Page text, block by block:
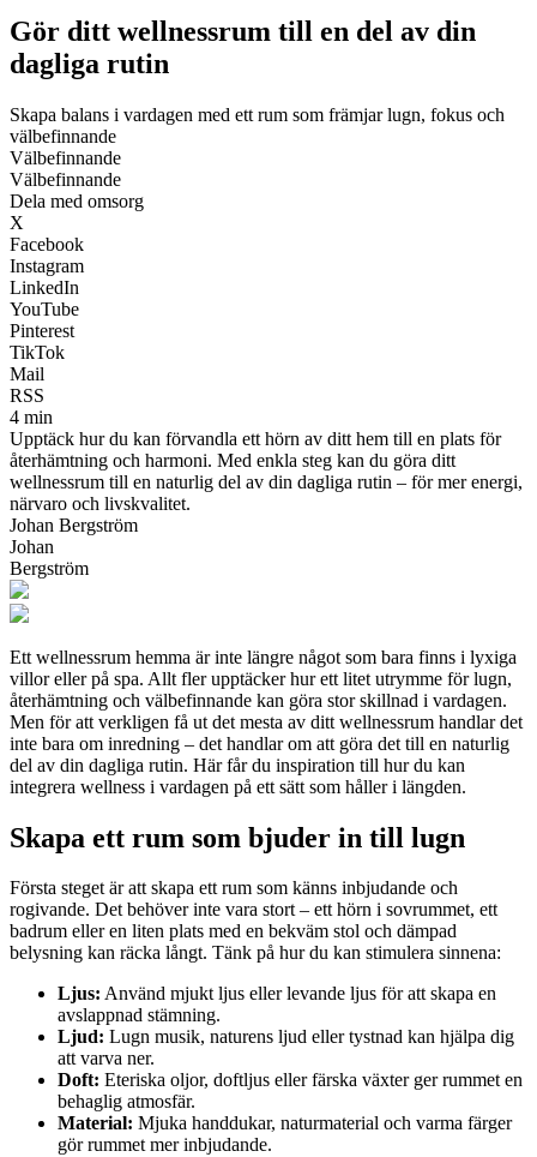
Gör ditt wellnessrum till en del av din
dagliga rutin
Skapa balans i vardagen med ett rum som främjar lugn, fokus och
välbefinnande
Välbefinnande
Välbefinnande
Dela med omsorg
X
Facebook
Instagram
LinkedIn
YouTube
Pinterest
TikTok
Mail
RSS
4 min
Upptäck hur du kan förvandla ett hörn av ditt hem till en plats för
återhämtning och harmoni. Med enkla steg kan du göra ditt
wellnessrum till en naturlig del av din dagliga rutin – för mer energi,
närvaro och livskvalitet.
Johan Bergström
Johan
Bergström
Ett wellnessrum hemma är inte längre något som bara finns i lyxiga
villor eller på spa. Allt fler upptäcker hur ett litet utrymme för lugn,
återhämtning och välbefinnande kan göra stor skillnad i vardagen.
Men för att verkligen få ut det mesta av ditt wellnessrum handlar det
inte bara om inredning – det handlar om att göra det till en naturlig
del av din dagliga rutin. Här får du inspiration till hur du kan
integrera wellness i vardagen på ett sätt som håller i längden.
Skapa ett rum som bjuder in till lugn
Första steget är att skapa ett rum som känns inbjudande och
rogivande. Det behöver inte vara stort – ett hörn i sovrummet, ett
badrum eller en liten plats med en bekväm stol och dämpad
belysning kan räcka långt. Tänk på hur du kan stimulera sinnena:
Ljus: Använd mjukt ljus eller levande ljus för att skapa en
avslappnad stämning.
Ljud: Lugn musik, naturens ljud eller tystnad kan hjälpa dig
att varva ner.
Doft: Eteriska oljor, doftljus eller färska växter ger rummet en
behaglig atmosfär.
Material: Mjuka handdukar, naturmaterial och varma färger
gör rummet mer inbjudande.